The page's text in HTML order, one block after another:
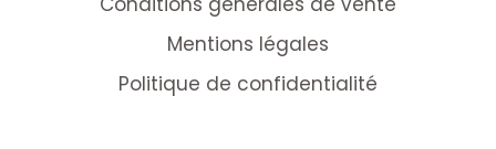
Mentions légales
Politique de confidentialité